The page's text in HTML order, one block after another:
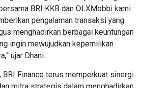
BRI KKB dan OLXMobbi kami
pengalaman transaksi yang
menghadirkan berbagai keuntungan
ingin mewujudkan kepemilikan
ujar Dhani.
BRI Finance terus memperkuat sinergi